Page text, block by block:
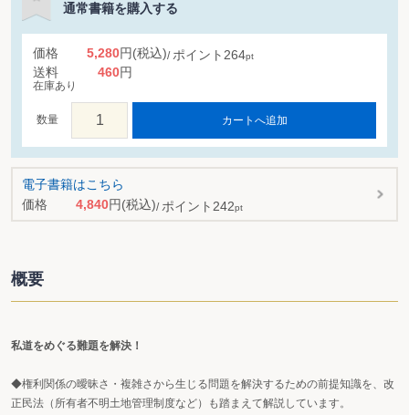
通常書籍を購入する
価格 5,280円(税込) ポイント 264pt
送料 460円
在庫あり
数量 カートへ追加
電子書籍はこちら
価格
4,840円(税込) ポイント 242pt
概要
私道をめぐる難題を解決！
◆権利関係の曖昧さ・複雑さから生じる問題を解決するための前提知識を、改
正民法（所有者不明土地管理制度など）も踏まえて解説しています。